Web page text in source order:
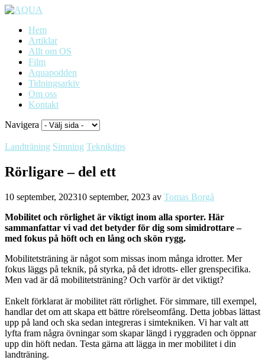
Hem
Artiklar
Allt om OS
Film
Aquapodden
Tidningsarkiv
Om oss
Kontakt
Navigera
Landträning Simning Tekniktips
Rörligare – del ett
10 september, 202310 september, 2023 av Tomas Borgå
Mobilitet och rörlighet är viktigt inom alla sporter. Här
sammanfattar vi vad det betyder för dig som simidrottare –
med fokus på höft och en lång och skön rygg.
Mobilitetsträning är något som missas inom många idrotter. Mer
fokus läggs på teknik, på styrka, på det idrotts- eller grenspecifika.
Men vad är då mobilitetsträning? Och varför är det viktigt?
Enkelt förklarat är mobilitet rätt rörlighet. För simmare, till exempel,
handlar det om att skapa ett bättre rörelseomfång. Detta jobbas lättast
upp på land och ska sedan integreras i simtekniken. Vi har valt att
lyfta fram några övningar som skapar längd i ryggraden och öppnar
upp din höft nedan. Testa gärna att lägga in mer mobilitet i din
landträning.